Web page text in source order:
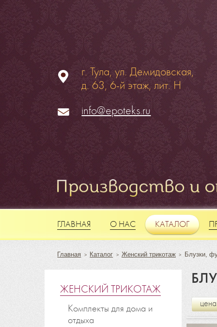
г. Тула, ул. Демидовская,
д. 63, 6-й этаж, лит. Н
info@epoteks.ru
ГЛАВНАЯ О НАС КАТАЛОГ
Главная > Каталог > Женский трикотаж > Блузки,
ЖЕНСКИЙ ТРИКОТАЖ
Комплекты для дома и
отдыха
цена